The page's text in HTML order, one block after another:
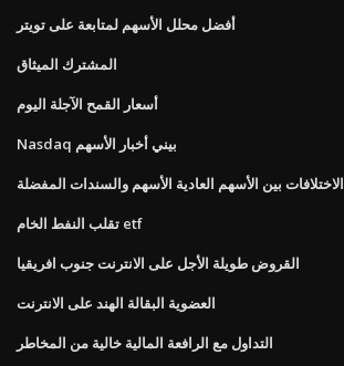
أفضل محلل الأسهم لمتابعة على تويتر
المشترك الميثاق
أسعار القمح الآجلة اليوم
Nasdaq بيني أخبار الأسهم
الاختلافات بين الأسهم العادية الأسهم والسندات المفضلة
تقلب النفط الخام etf
القروض طويلة الأجل على الانترنت جنوب افريقيا
العضوية البقالة الهند على الانترنت
التداول مع الرافعة المالية خالية من المخاطر